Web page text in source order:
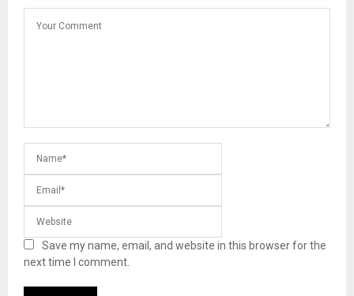
Save my name, email, and website in this browser for the
next time I comment.